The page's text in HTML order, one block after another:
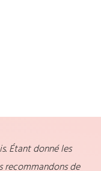
Étant donné les
recommandons de